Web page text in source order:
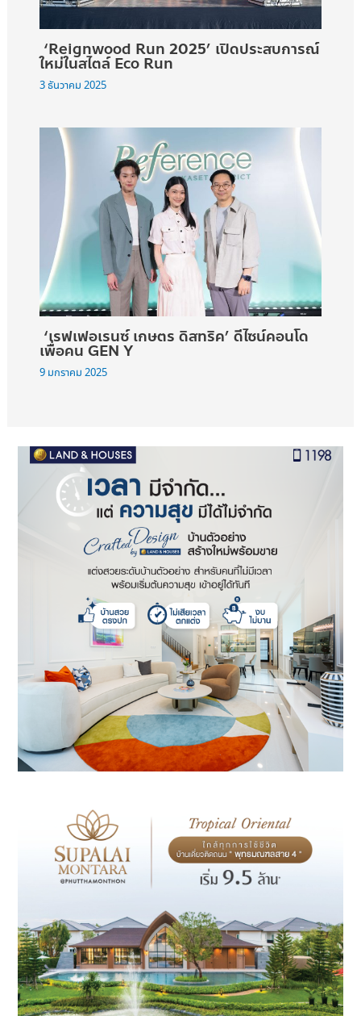
‘Reignwood Run 2025’ เปิดประสบการณ์
ใหม่ในสไตล์ Eco Run
3 ธันวาคม 2025
‘เรฟเฟอเรนซ์ เกษตร ดิสทริค’ ดีไซน์คอนโด
เพื่อคน GEN Y
9 มกราคม 2025